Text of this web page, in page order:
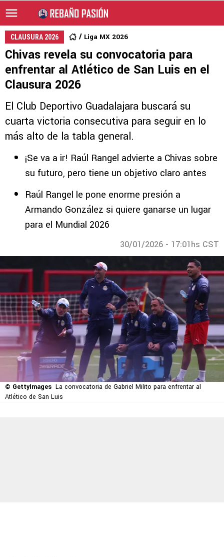
CLAUSURA 2026 Liga MX 2026
Chivas revela su convocatoria para
enfrentar al Atlético de San Luis en el
Clausura 2026
El Club Deportivo Guadalajara buscará su
cuarta victoria consecutiva para seguir en lo
más alto de la tabla general.
¡Se va a ir! Raúl Rangel advierte a Chivas sobre
su futuro, pero tiene un objetivo claro antes
Raúl Rangel le pone enorme presión a
Armando González si quiere ganarse un lugar
para el Mundial 2026
30/01/2026 - 17:01hs CST
© GettyImages La convocatoria de Gabriel Milito para enfrentar al
Atlético de San Luis